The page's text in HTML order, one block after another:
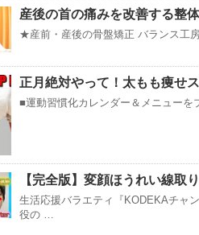
産後の首の痛みを改善する整体
★産前・産後の骨盤矯正 バランス工
正月絶対やって！太もも痩せ
■運動習慣化カレンダー＆メニュー
【完全版】変顔ほうれい線取
生活応援バラエティ『KODEKAチャ
役の …